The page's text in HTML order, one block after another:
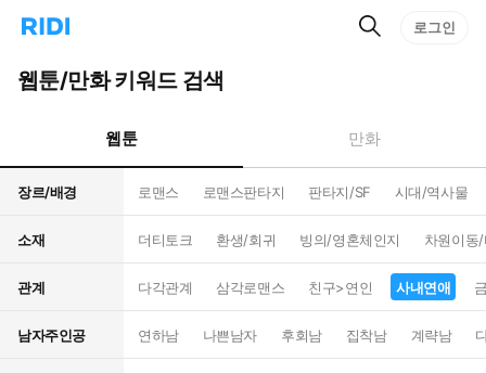
리
홈
으
턴
트
검
로그인
웹툰/만화 키워드 검색
웹툰 만화
장르/배경 로맨스 로맨스판타지 판타지/SF 시대/역사물
소재 더티토크 환생/회귀 빙의/영혼체인지 차원이동
관계 다각관계 삼각로맨스 친구>연인 사내연애
남자주인공 연하남 나쁜남자 후회남 집착남 계략남